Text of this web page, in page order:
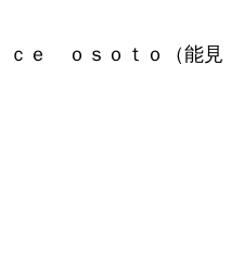
ｃｅ ｏｓｏｔｏ（能見